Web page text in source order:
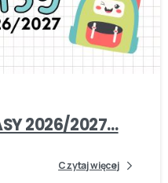
-
2026/2027…
Czytaj więcej